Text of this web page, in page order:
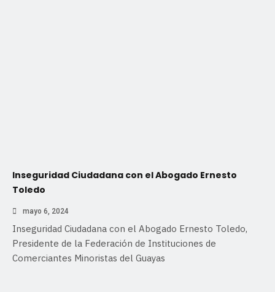
Inseguridad Ciudadana con el Abogado Ernesto
Toledo
mayo 6, 2024
Inseguridad Ciudadana con el Abogado Ernesto Toledo,
Presidente de la Federación de Instituciones de
Comerciantes Minoristas del Guayas